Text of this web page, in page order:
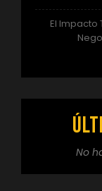
El
No